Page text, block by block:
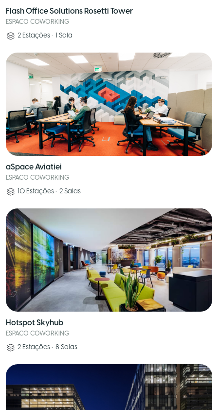
Flash Office Solutions Rosetti Tower
ESPACO COWORKING
2 Estações • 1 Sala
aSpace Aviatiei
ESPACO COWORKING
10 Estações • 2 Salas
Hotspot Skyhub
ESPACO COWORKING
2 Estações • 8 Salas